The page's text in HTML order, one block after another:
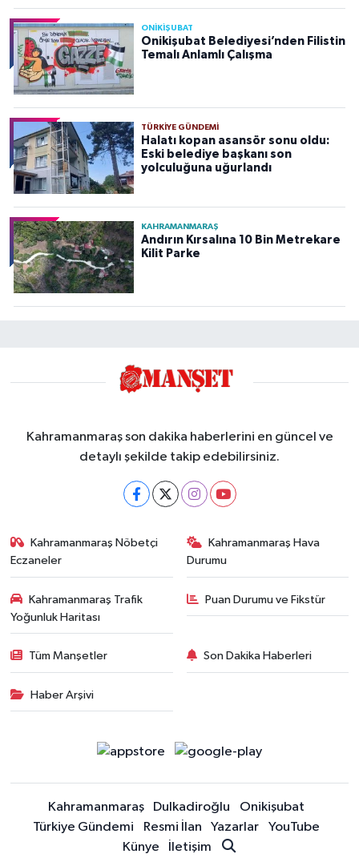
ONİKİŞUBAT
Onikişubat Belediyesi’nden Filistin
Temalı Anlamlı Çalışma
TÜRKIYE GÜNDEMI
Halatı kopan asansör sonu oldu:
Eski belediye başkanı son
yolculuğuna uğurlandı
KAHRAMANMARAŞ
Andırın Kırsalına 10 Bin Metrekare
Kilit Parke
Kahramanmaraş son dakika haberlerini en güncel ve
detaylı şekilde takip edebilirsiniz.
Kahramanmaraş Nöbetçi
Eczaneler
Kahramanmaraş Hava
Durumu
Kahramanmaraş Trafik
Yoğunluk Haritası
Puan Durumu ve Fikstür
Tüm Manşetler Son Dakika Haberleri
Haber Arşivi
Kahramanmaraş Dulkadiroğlu
Onikişubat
Türkiye Gündemi
Resmi İlan Yazarlar
YouTube
Künye
İletişim